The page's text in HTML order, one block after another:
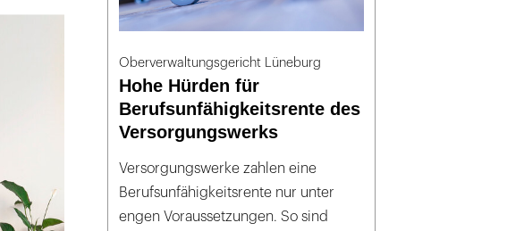
Oberverwaltungsgericht Lüneburg
Hohe Hürden für
Berufsunfähigkeitsrente des
Versorgungswerks
Versorgungswerke zahlen eine
Berufsunfähigkeitsrente nur unter
engen Voraussetzungen. So sind